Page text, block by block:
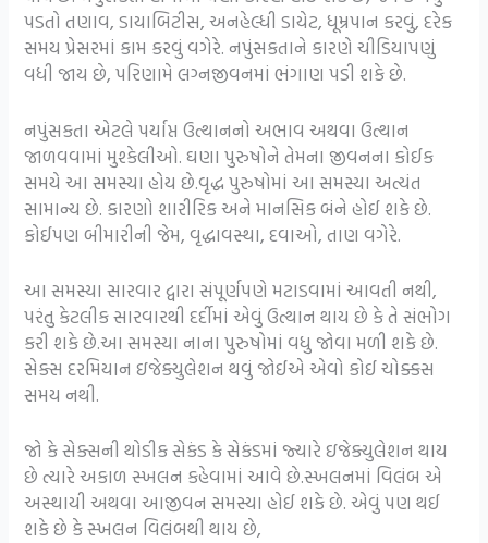
પડતો તણાવ, ડાયાબિટીસ, અનહેલ્ધી ડાયેટ, ધૂમ્રપાન કરવું, દરેક
સમય પ્રેસરમાં કામ કરવું વગેરે. નપુંસકતાને કારણે ચીડિયાપણું
વધી જાય છે, પરિણામે લગ્નજીવનમાં ભંગાણ પડી શકે છે.
નપુંસકતા એટલે પર્યાપ્ત ઉત્થાનનો અભાવ અથવા ઉત્થાન
જાળવવામાં મુશ્કેલીઓ. ઘણા પુરુષોને તેમના જીવનના કોઈક
સમયે આ સમસ્યા હોય છે.વૃદ્ધ પુરુષોમાં આ સમસ્યા અત્યંત
સામાન્ય છે. કારણો શારીરિક અને માનસિક બંને હોઈ શકે છે.
કોઈપણ બીમારીની જેમ, વૃદ્ધાવસ્થા, દવાઓ, તાણ વગેરે.
આ સમસ્યા સારવાર દ્વારા સંપૂર્ણપણે મટાડવામાં આવતી નથી,
પરંતુ કેટલીક સારવારથી દર્દીમાં એવું ઉત્થાન થાય છે કે તે સંભોગ
કરી શકે છે.આ સમસ્યા નાના પુરુષોમાં વધુ જોવા મળી શકે છે.
સેક્સ દરમિયાન ઇજેક્યુલેશન થવું જોઈએ એવો કોઈ ચોક્કસ
સમય નથી.
જો કે સેક્સની થોડીક સેકંડ કે સેકંડમાં જ્યારે ઇજેક્યુલેશન થાય
છે ત્યારે અકાળ સ્ખલન કહેવામાં આવે છે.સ્ખલનમાં વિલંબ એ
અસ્થાયી અથવા આજીવન સમસ્યા હોઈ શકે છે. એવું પણ થઈ
શકે છે કે સ્ખલન વિલંબથી થાય છે,